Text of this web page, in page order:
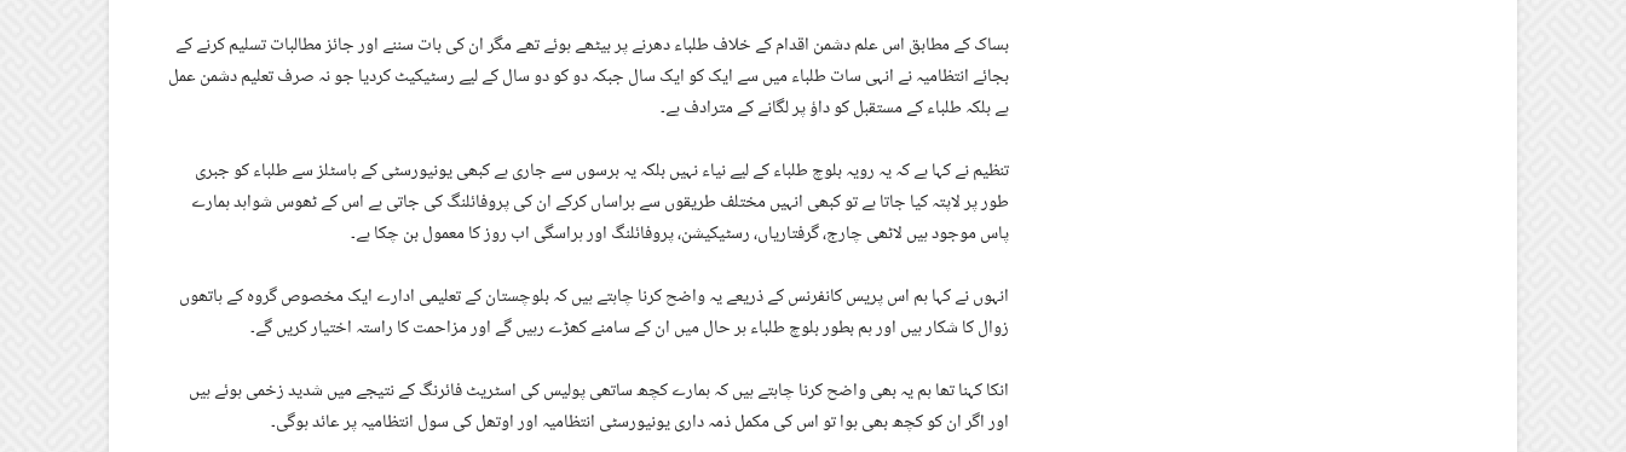
بساک کے مطابق اس علم دشمن اقدام کے خلاف طلباء دھرنے پر بیٹھے ہوئے تھے مگر ان کی بات سننے اور جائز مطالبات تسلیم کرنے کے
بجائے انتظامیہ نے انہی سات طلباء میں سے ایک کو ایک سال جبکہ دو کو دو سال کے لیے رسٹیکیٹ کردیا جو نہ صرف تعلیم دشمن عمل
ہے بلکہ طلباء کے مستقبل کو داؤ پر لگانے کے مترادف ہے۔
تنظیم نے کہا ہے کہ یہ رویہ بلوچ طلباء کے لیے نیاء نہیں بلکہ یہ برسوں سے جاری ہے کبھی یونیورسٹی کے ہاسٹلز سے طلباء کو جبری
طور پر لاپتہ کیا جاتا ہے تو کبھی انہیں مختلف طریقوں سے ہراساں کرکے ان کی پروفائلنگ کی جاتی ہے اس کے ٹھوس شواہد ہمارے
پاس موجود ہیں لاٹھی چارج، گرفتاریاں، رسٹیکیشن، پروفائلنگ اور ہراسگی اب روز کا معمول بن چکا ہے۔
انہوں نے کہا ہم اس پریس کانفرنس کے ذریعے یہ واضح کرنا چاہتے ہیں کہ بلوچستان کے تعلیمی ادارے ایک مخصوص گروہ کے ہاتھوں
زوال کا شکار ہیں اور ہم بطور بلوچ طلباء ہر حال میں ان کے سامنے کھڑے رہیں گے اور مزاحمت کا راستہ اختیار کریں گے۔
انکا کہنا تھا ہم یہ بھی واضح کرنا چاہتے ہیں کہ ہمارے کچھ ساتھی پولیس کی اسٹریٹ فائرنگ کے نتیجے میں شدید زخمی ہوئے ہیں
اور اگر ان کو کچھ بھی ہوا تو اس کی مکمل ذمہ داری یونیورسٹی انتظامیہ اور اوتھل کی سول انتظامیہ پر عائد ہوگی۔